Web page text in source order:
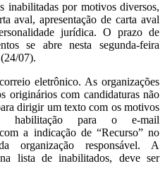
inabilitadas por motivos diversos,
aval, apresentação de carta aval
jurídica. O prazo de
se abre nesta segunda-feira
07).
eletrônico. As organizações
originários com candidaturas não
dirigir um texto com os motivos
habilitação para o e-mail
a indicação de “Recurso” no
organização responsável. A
lista de inabilitados, deve ser